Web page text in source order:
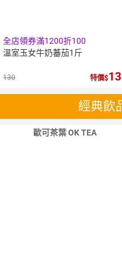
全店領券滿1200折100
溫室玉女牛奶蕃茄1斤
130 特價
經典飲
歐可茶葉 OK TEA